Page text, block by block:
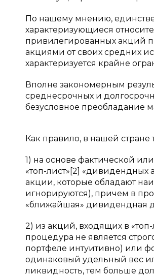
По нашему мнению,
характеризующиеся
привилегированных акций
акциями от своих средних
характеризуется крайне
Вполне закономерным
среднесрочных и
безусловное преобладание
Как правило, в нашей
1) на основе фактической
«топ-лист»[2] «дивидендных
акции, которые обладают
игнорируются), причем в
«ближайшая» дивидендная
2) из акций, входящих в
процедура не является
портфеле интуитивно) или
одинаковый удельный вес
ликвидность, тем больше